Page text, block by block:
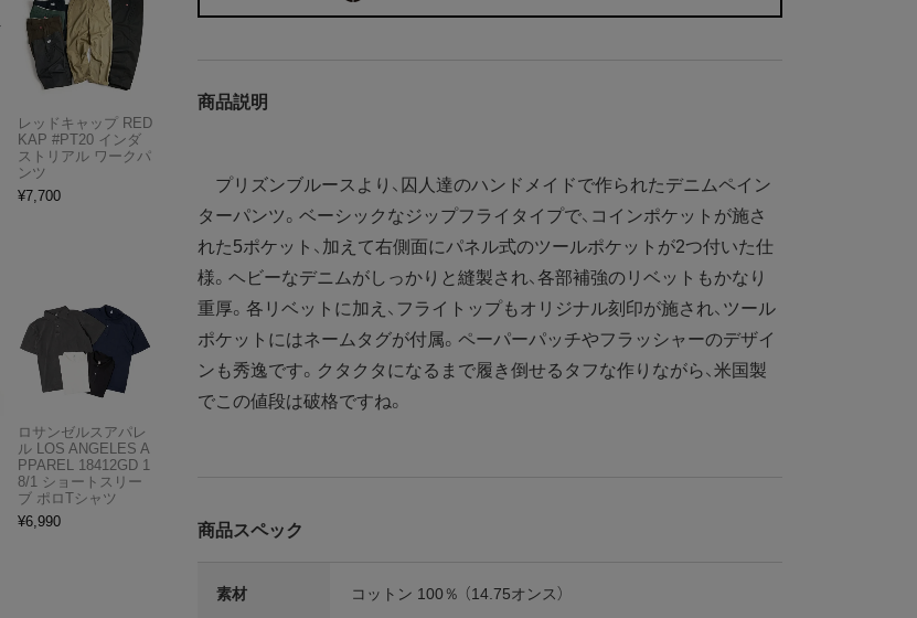
商品説明
プリズンブルースより、囚人達のハンドメイドで作られたデニムペイン
ターパンツ。ベーシックなジップフライタイプで、コインポケットが施さ
れた5ポケット、加えて右側面にパネル式のツールポケットが2つ付いた仕
様。ヘビーなデニムがしっかりと縫製され、各部補強のリベットもかなり
重厚。各リベットに加え、フライトップもオリジナル刻印が施され、ツール
ポケットにはネームタグが付属。ペーパーパッチやフラッシャーのデザイ
ンも秀逸です。クタクタになるまで履き倒せるタフな作りながら、米国製
でこの値段は破格ですね。
商品スペック
素材 コットン 100％ （14.75オンス）
レッドキャップ RED
KAP #PT20 インダ
ストリアル ワークパ
ンツ
¥7,700
ロサンゼルスアパレ
ル LOS ANGELES A
PPAREL 18412GD 1
8/1 ショートスリー
ブ ポロTシャツ
¥6,990